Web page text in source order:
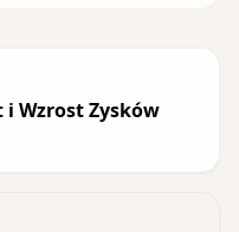
Wzrost Zysków